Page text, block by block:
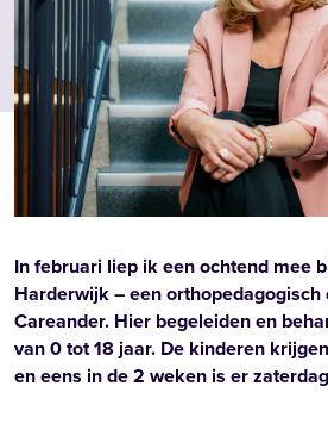
In februari liep ik een ochtend mee
Harderwijk – een
Careander. Hier begeleiden en
van 0 tot 18 jaar. De kinderen
en eens in de 2 weken is er